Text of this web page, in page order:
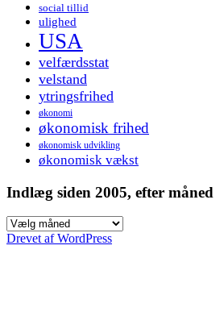
social tillid
ulighed
USA
velfærdsstat
velstand
ytringsfrihed
økonomi
økonomisk frihed
økonomisk udvikling
økonomisk vækst
Indlæg siden 2005, efter måned
Indlæg
siden
Drevet af WordPress